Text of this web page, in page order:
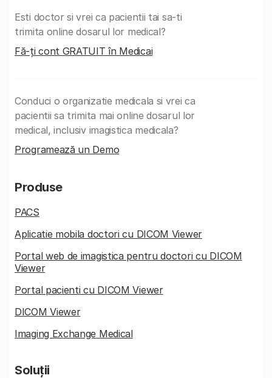
Esti doctor si vrei ca pacientii tai sa-ti
trimita online dosarul lor medical?
Fă-ți cont GRATUIT în Medicai
Conduci o organizatie medicala si vrei ca
pacientii sa trimita mai online dosarul lor
medical, inclusiv imagistica medicala?
Programează un Demo
Produse
PACS
Aplicatie mobila doctori cu DICOM Viewer
Portal web de imagistica pentru doctori cu DICOM
Viewer
Portal pacienti cu DICOM Viewer
DICOM Viewer
Imaging Exchange Medical
Soluții